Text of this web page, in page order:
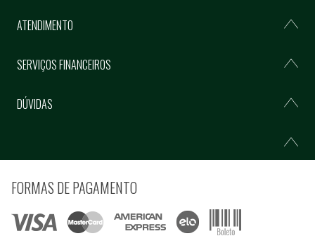
ATENDIMENTO
SERVIÇOS FINANCEIROS
DÚVIDAS
FORMAS DE PAGAMENTO